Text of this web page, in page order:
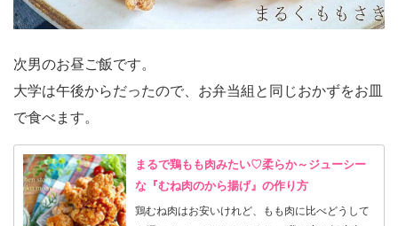
次男のお昼ご飯です。
大学は午後からだったので、お弁当組と同じおかずをお皿
で食べます。
まるで鶏もも肉みたい♡柔らか～ジューシー
な『むね肉のから揚げ』の作り方
鶏むね肉はお安いけれど、もも肉に比べどうして